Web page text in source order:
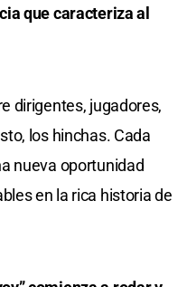
que caracteriza al
dirigentes, jugadores,
los hinchas. Cada
nueva oportunidad
en la rica historia de